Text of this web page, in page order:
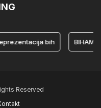
bih BIHAMK
Reserved